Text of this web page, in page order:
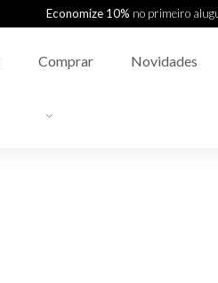
Economize 10% no primeiro
Comprar Novidades